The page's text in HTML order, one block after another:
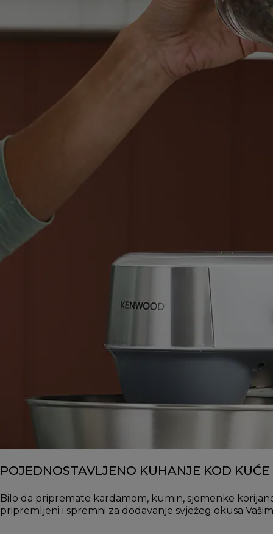
POJEDNOSTAVLJENO KUHANJE KOD KUĆE
Bilo da pripremate kardamom, kumin, sjemenke
pripremljeni i spremni za dodavanje svježeg okusa